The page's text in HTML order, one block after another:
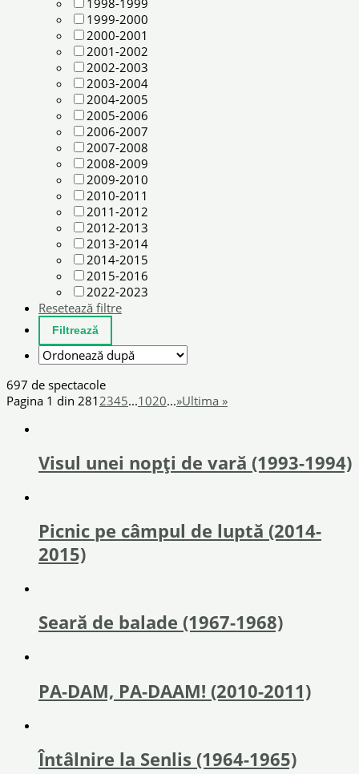
1998-1999
1999-2000
2000-2001
2001-2002
2002-2003
2003-2004
2004-2005
2005-2006
2006-2007
2007-2008
2008-2009
2009-2010
2010-2011
2011-2012
2012-2013
2013-2014
2014-2015
2015-2016
2022-2023
Resetează filtre
697 de spectacole
Pagina 1 din 281 2345...1020...»Ultima »
Visul unei nopți de vară (1993-1994)
Picnic pe câmpul de luptă (2014-
2015)
Seară de balade (1967-1968)
PA-DAM, PA-DAAM! (2010-2011)
Întâlnire la Senlis (1964-1965)